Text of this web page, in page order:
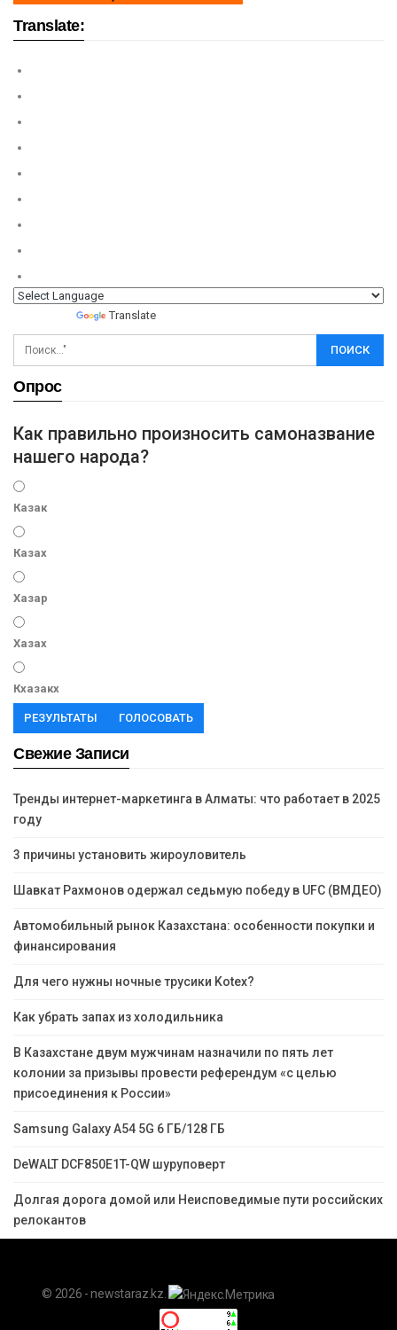
Translate:
Translate
Опрос
Как правильно произносить самоназвание
нашего народа?
Казак
Казах
Хазар
Хазах
Кхазакх
РЕЗУЛЬТАТЫ ГОЛОСОВАТЬ
Свежие Записи
Тренды интернет-маркетинга в Алматы: что работает в 2025
году
3 причины установить жироуловитель
Шавкат Рахмонов одержал седьмую победу в UFC (ВМДЕО)
Автомобильный рынок Казахстана: особенности покупки и
финансирования
Для чего нужны ночные трусики Kotex?
Как убрать запах из холодильника
В Казахстане двум мужчинам назначили по пять лет
колонии за призывы провести референдум «с целью
присоединения к России»
Samsung Galaxy A54 5G 6 ГБ/128 ГБ
DeWALT DCF850E1T-QW шуруповерт
Долгая дорога домой или Неисповедимые пути российских
релокантов
© 2026 - newstaraz.kz.